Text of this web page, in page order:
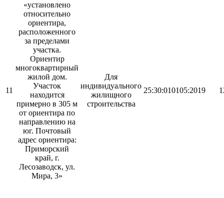
11
«установлено
относительно
ориентира,
расположенного
за пределами
участка.
Ориентир
многоквартирный
жилой дом.
Участок
находится
примерно в 305 м
от ориентира по
направлению на
юг. Почтовый
адрес ориентира:
Приморский
край, г.
Лесозаводск, ул.
Мира, 3»
Для
индивидуального
жилищного
строительства
25:30:010105:2019